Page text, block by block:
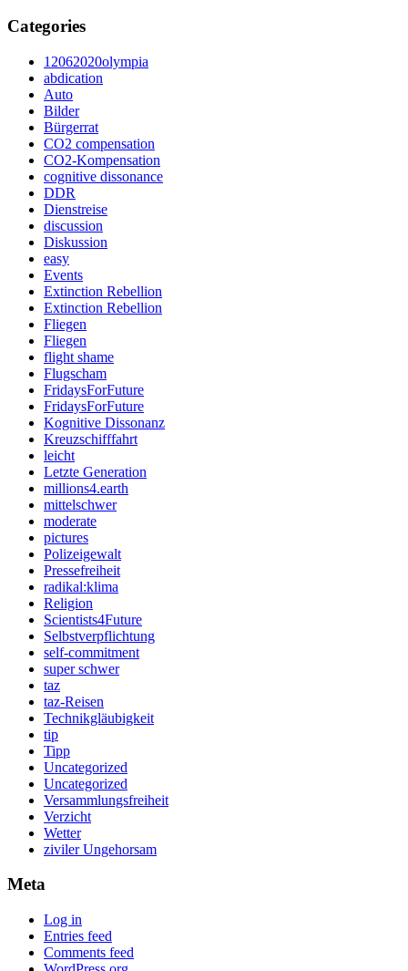
Categories
12062020olympia
abdication
Auto
Bilder
Bürgerrat
CO2 compensation
CO2-Kompensation
cognitive dissonance
DDR
Dienstreise
discussion
Diskussion
easy
Events
Extinction Rebellion
Extinction Rebellion
Fliegen
Fliegen
flight shame
Flugscham
FridaysForFuture
FridaysForFuture
Kognitive Dissonanz
Kreuzschifffahrt
leicht
Letzte Generation
millions4.earth
mittelschwer
moderate
pictures
Polizeigewalt
Pressefreiheit
radikal:klima
Religion
Scientists4Future
Selbstverpflichtung
self-commitment
super schwer
taz
taz-Reisen
Technikgläubigkeit
tip
Tipp
Uncategorized
Uncategorized
Versammlungsfreiheit
Verzicht
Wetter
ziviler Ungehorsam
Meta
Log in
Entries feed
Comments feed